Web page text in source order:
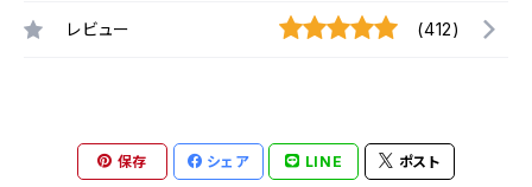
レビュー (412)
保存 シェア LINE ポスト